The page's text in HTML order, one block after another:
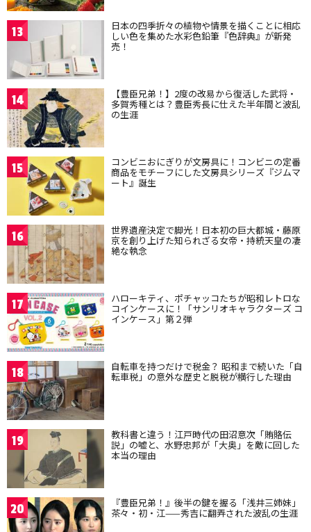
13 日本の四季折々の植物や情景を描くことに相応
しい色を集めた水彩色鉛筆『色辞典』が新発
売！
14 【豊臣兄弟！】2度の改易から復活した武将・
多賀秀種とは？豊臣秀長に仕えた半年間と波乱
の生涯
15 コンビニおにぎりが文房具に！コンビニの定番
商品をモチーフにした文房具シリーズ『ジムマ
ート』誕生
16 世界遺産決定で脚光！日本初の巨大都城・藤原
京を創り上げた知られざる女帝・持統天皇の凄
絶な執念
17 ハローキティ、ポチャッコたちが昭和レトロな
コインケースに！「サンリオキャラクターズ コ
インケース」第２弾
18 自転車を持つだけで税金？ 昭和まで続いた「自
転車税」の意外な歴史と脱税が横行した理由
19 教科書と違う！江戸時代の田沼意次「賄賂伝
説」の嘘と、水野忠邦が「大奥」を敵に回した
本当の理由
20 『豊臣兄弟！』後半の鍵を握る「浅井三姉妹」
茶々・初・江——秀吉に翻弄された波乱の生涯